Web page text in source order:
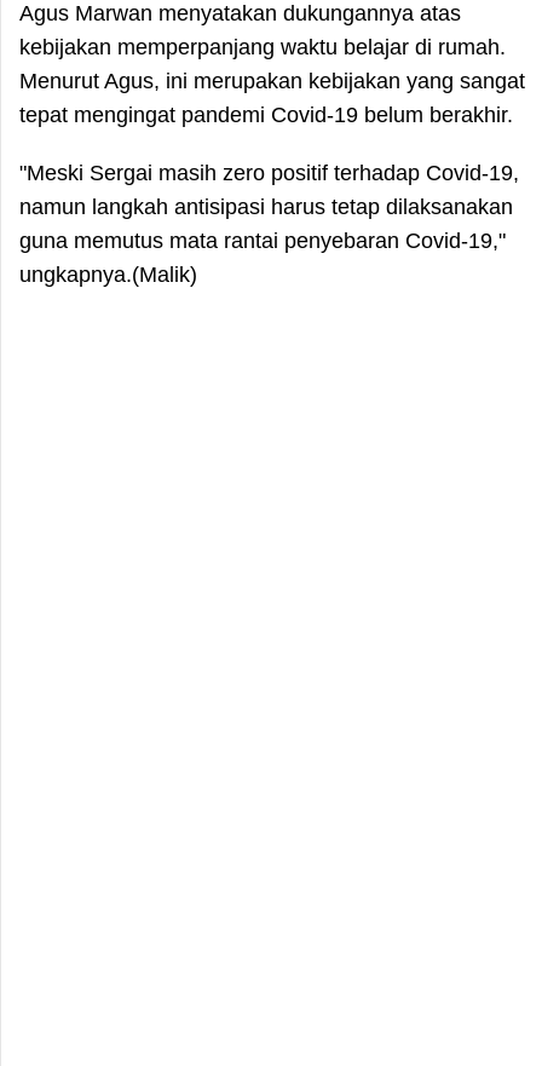
Agus Marwan menyatakan dukungannya atas
kebijakan memperpanjang waktu belajar di rumah.
Menurut Agus, ini merupakan kebijakan yang sangat
tepat mengingat pandemi Covid-19 belum berakhir.
"Meski Sergai masih zero positif terhadap Covid-19,
namun langkah antisipasi harus tetap dilaksanakan
guna memutus mata rantai penyebaran Covid-19,"
ungkapnya.(Malik)